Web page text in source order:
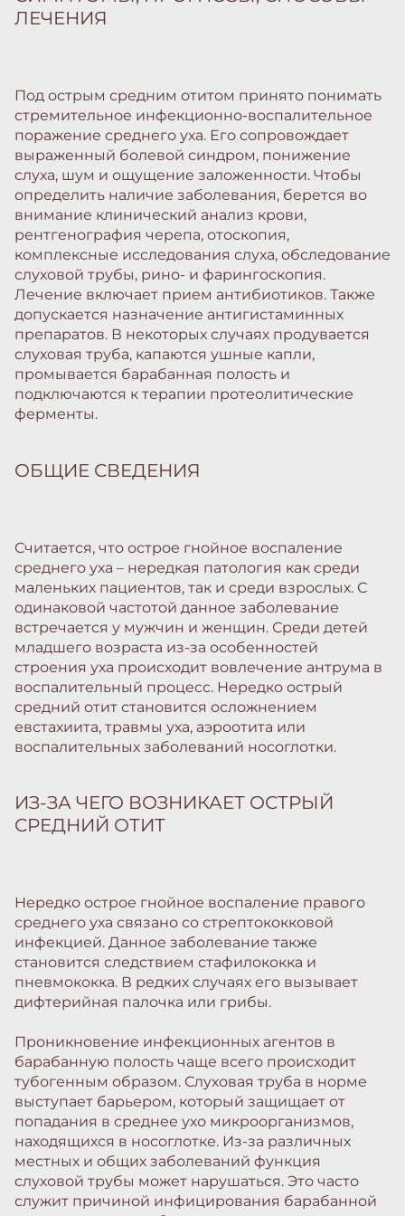
ЛЕЧЕНИЯ
Под острым средним отитом принято понимать
стремительное инфекционно-воспалительное
поражение среднего уха. Его сопровождает
выраженный болевой синдром, понижение
слуха, шум и ощущение заложенности. Чтобы
определить наличие заболевания, берется во
внимание клинический анализ крови,
рентгенография черепа, отоскопия,
комплексные исследования слуха, обследование
слуховой трубы, рино- и фарингоскопия.
Лечение включает прием антибиотиков. Также
допускается назначение антигистаминных
препаратов. В некоторых случаях продувается
слуховая труба, капаются ушные капли,
промывается барабанная полость и
подключаются к терапии протеолитические
ферменты.
ОБЩИЕ СВЕДЕНИЯ
Считается, что острое гнойное воспаление
среднего уха – нередкая патология как среди
маленьких пациентов, так и среди взрослых. С
одинаковой частотой данное заболевание
встречается у мужчин и женщин. Среди детей
младшего возраста из-за особенностей
строения уха происходит вовлечение антрума в
воспалительный процесс. Нередко острый
средний отит становится осложнением
евстахиита, травмы уха, аэроотита или
воспалительных заболеваний носоглотки.
ИЗ-ЗА ЧЕГО ВОЗНИКАЕТ ОСТРЫЙ
СРЕДНИЙ ОТИТ
Нередко острое гнойное воспаление правого
среднего уха связано со стрептококковой
инфекцией. Данное заболевание также
становится следствием стафилококка и
пневмококка. В редких случаях его вызывает
дифтерийная палочка или грибы.
Проникновение инфекционных агентов в
барабанную полость чаще всего происходит
тубогенным образом. Слуховая труба в норме
выступает барьером, который защищает от
попадания в среднее ухо микроорганизмов,
находящихся в носоглотке. Из-за различных
местных и общих заболеваний функция
слуховой трубы может нарушаться. Это часто
служит причиной инфицирования барабанной